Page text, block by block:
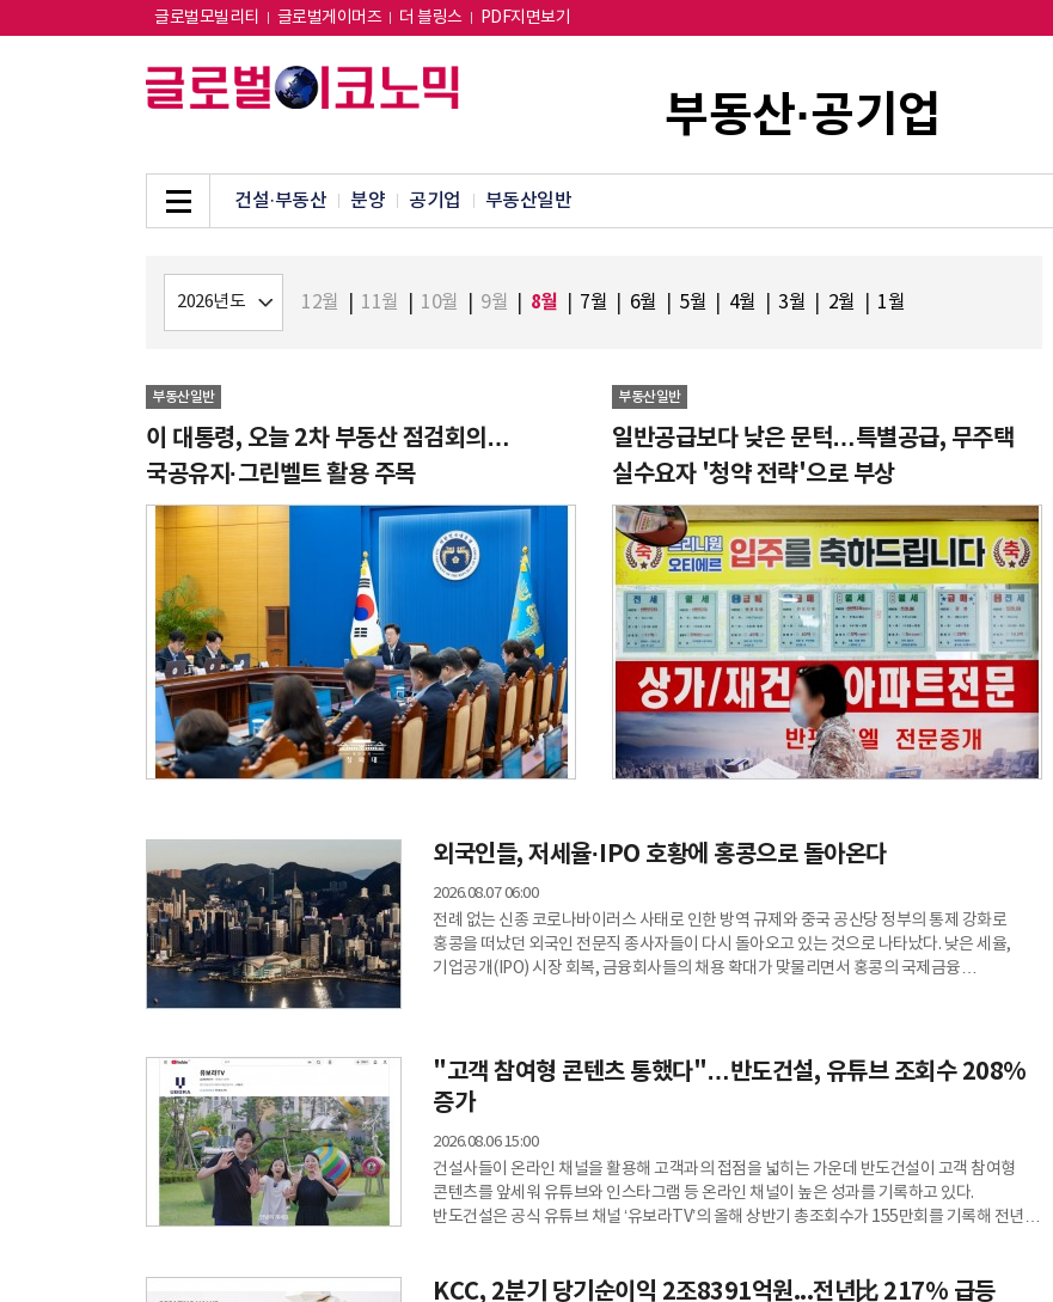
글로벌모빌리티 글로벌게이머즈 더 블링스 PDF지면보기
부동산·공기업
건설·부동산 분양 공기업 부동산일반
12월 11월 10월 9월 8월 7월 6월 5월 4월 3월 2월 1월
부동산일반
이 대통령, 오늘 2차 부동산 점검회의…
국공유지·그린벨트 활용 주목
부동산일반
일반공급보다 낮은 문턱…특별공급, 무주택
실수요자 '청약 전략'으로 부상
외국인들, 저세율·IPO 호황에 홍콩으로 돌아온다
2026.08.07 06:00
전례 없는 신종 코로나바이러스 사태로 인한 방역 규제와 중국 공산당 정부의 통제 강화로
홍콩을 떠났던 외국인 전문직 종사자들이 다시 돌아오고 있는 것으로 나타났다. 낮은 세율,
기업공개(IPO) 시장 회복, 금융회사들의 채용 확대가 맞물리면서 홍콩의 국제금융
파악됐다.금융서비스 분야의 외국인 비자 승인 건수도 지난해 17% 증가해 2022년 이후 가장
높은 수준을
"고객 참여형 콘텐츠 통했다"…반도건설, 유튜브 조회수 208%
증가
2026.08.06 15:00
건설사들이 온라인 채널을 활용해 고객과의 접점을 넓히는 가운데 반도건설이 고객 참여형
콘텐츠를 앞세워 유튜브와 인스타그램 등 온라인 채널이 높은 성과를 기록하고 있다.
반도건설은 공식 유튜브 채널 ‘유보라TV’의 올해 상반기 총조회수가 155만회를 기록해 전년
기간보다 226% 증가했다. 반도건설에 따르면 고객을 단순한 시청자가 아닌 콘텐츠의
KCC, 2분기 당기순이익 2조8391억원...전년比 217% 급등